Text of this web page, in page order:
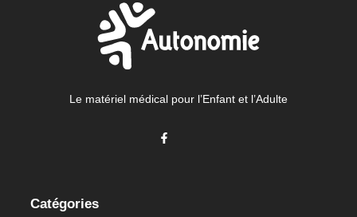
Le matériel médical pour l’Enfant et l’Adulte
Catégories